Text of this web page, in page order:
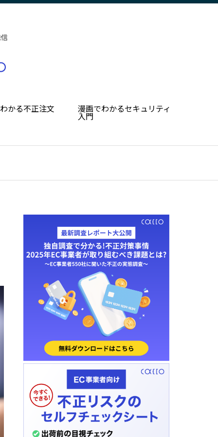
かる不正注文
漫画でわかるセキュリティ
入門